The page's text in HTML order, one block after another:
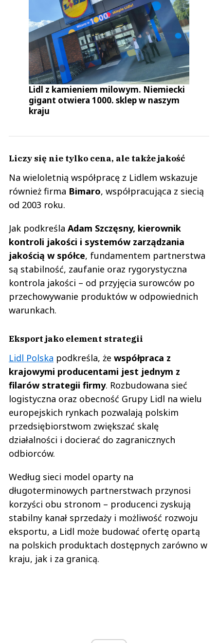
Lidl z kamieniem milowym. Niemiecki
gigant otwiera 1000. sklep w naszym
kraju
Liczy się nie tylko cena, ale także jakość
Na wieloletnią współpracę z Lidlem wskazuje
również firma Bimaro, współpracująca z siecią
od 2003 roku.
Jak podkreśla Adam Szczęsny, kierownik
kontroli jakości i systemów zarządzania
jakością w spółce, fundamentem partnerstwa
są stabilność, zaufanie oraz rygorystyczna
kontrola jakości – od przyjęcia surowców po
przechowywanie produktów w odpowiednich
warunkach.
Eksport jako element strategii
Lidl Polska podkreśla, że współpraca z
krajowymi producentami jest jednym z
filarów strategii firmy. Rozbudowana sieć
logistyczna oraz obecność Grupy Lidl na wielu
europejskich rynkach pozwalają polskim
przedsiębiorstwom zwiększać skalę
działalności i docierać do zagranicznych
odbiorców.
Według sieci model oparty na
długoterminowych partnerstwach przynosi
korzyści obu stronom – producenci zyskują
stabilny kanał sprzedaży i możliwość rozwoju
eksportu, a Lidl może budować ofertę opartą
na polskich produktach dostępnych zarówno w
kraju, jak i za granicą.